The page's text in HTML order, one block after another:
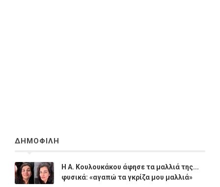
ΔΗΜΟΦΙΛΗ
Η A. Κουλουκάκου άφησε τα μαλλιά της...
φυσικά: «αγαπώ τα γκρίζα μου μαλλιά»